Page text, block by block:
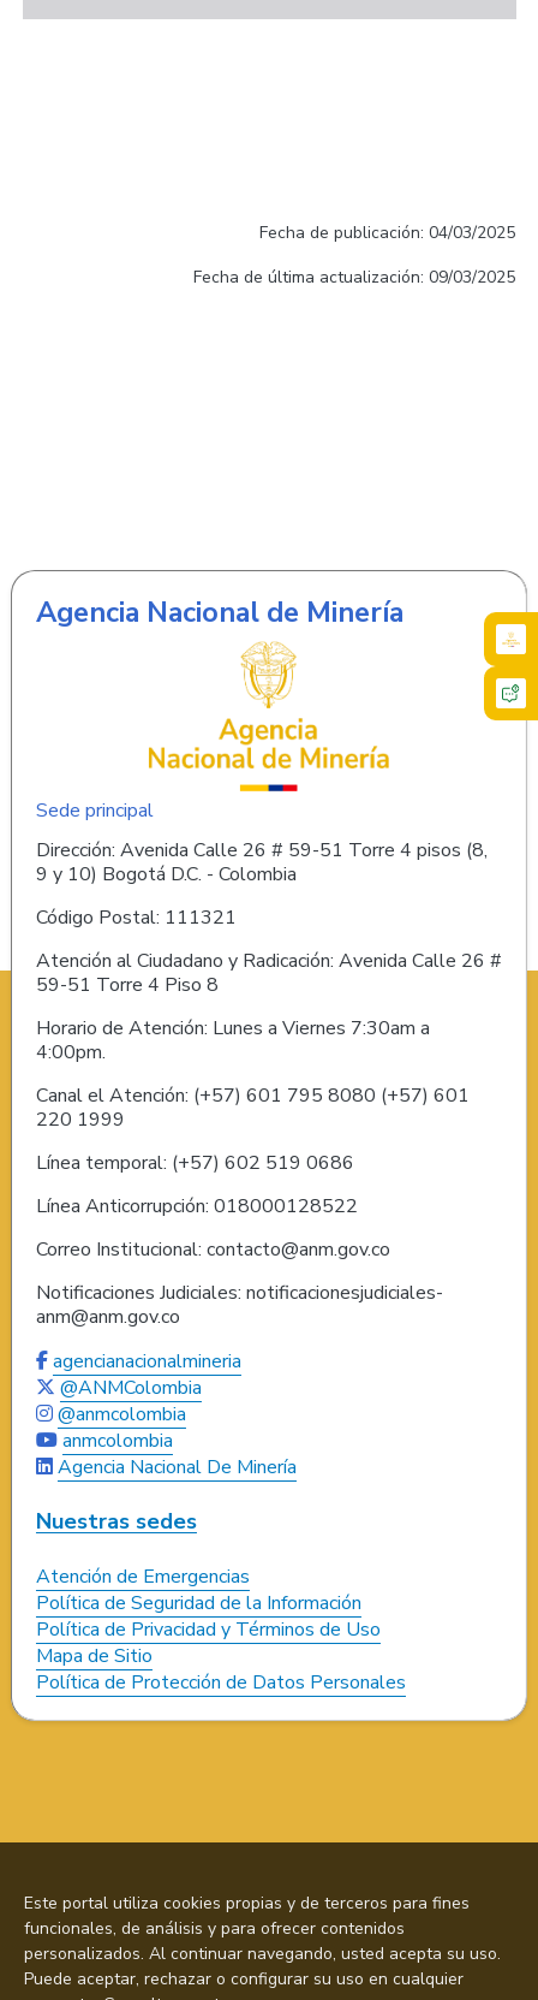
Fecha de publicación: 04/03/2025
Fecha de última actualización: 09/03/2025
Agencia Nacional de Minería
Sede principal
Dirección: Avenida Calle 26 # 59-51 Torre 4 pisos (8,
9 y 10) Bogotá D.C. - Colombia
Código Postal: 111321
Atención al Ciudadano y Radicación: Avenida Calle 26 #
59-51 Torre 4 Piso 8
Horario de Atención: Lunes a Viernes 7:30am a
4:00pm.
Canal el Atención: (+57) 601 795 8080 (+57) 601
220 1999
Línea temporal: (+57) 602 519 0686
Línea Anticorrupción: 018000128522
Correo Institucional: contacto@anm.gov.co
Notificaciones Judiciales: notificacionesjudiciales-
anm@anm.gov.co
agencianacionalmineria
@ANMColombia
@anmcolombia
anmcolombia
Agencia Nacional De Minería
Nuestras sedes
Atención de Emergencias
Política de Seguridad de la Información
Política de Privacidad y Términos de Uso
Mapa de Sitio
Política de Protección de Datos Personales
Este portal utiliza cookies propias y de terceros para fines
funcionales, de análisis y para ofrecer contenidos
personalizados. Al continuar navegando, usted acepta su uso.
Puede aceptar, rechazar o configurar su uso en cualquier